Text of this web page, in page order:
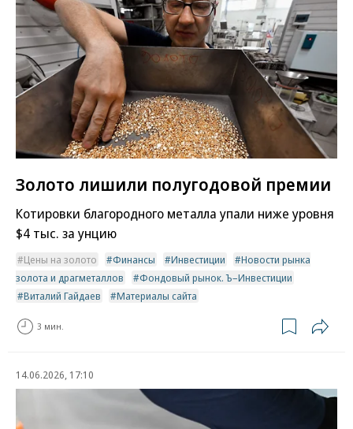
Золото лишили полугодовой премии
Котировки благородного металла упали ниже уровня
$4 тыс. за унцию
Цены на золото Финансы Инвестиции
Новости рынка
золота и драгметаллов
Фондовый рынок. Ъ–Инвестиции
Виталий Гайдаев
Материалы сайта
3 мин.
14.06.2026, 17:10